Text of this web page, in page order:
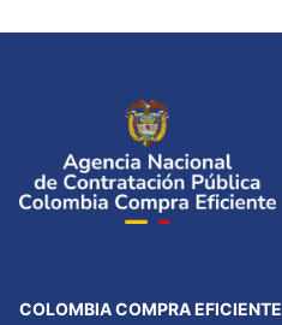
COLOMBIA COMPRA EFICIENTE